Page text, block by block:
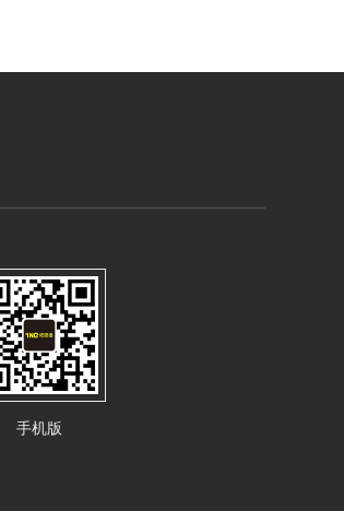
手机版